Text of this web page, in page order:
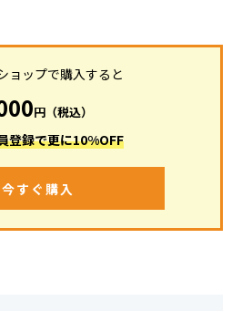
ョップで購入すると
円（税込）
登録で更に10%OFF
今すぐ購入